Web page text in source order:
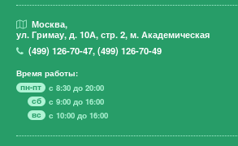
Москва,
ул. Гримау, д. 10А, стр. 2, м. Академическая
(499)126-70-47,(499)126-70-49
Время работы:
пн-пт
с 8:30 до 20:00
сб
с 9:00 до 16:00
вс
с 10:00 до 16:00